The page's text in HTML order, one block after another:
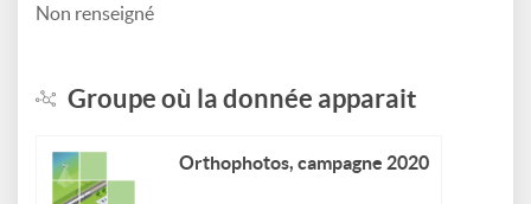
Non renseigné
Groupe où la donnée apparait
Orthophotos, campagne 2020